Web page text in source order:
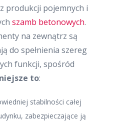
produkcji pojemnych i
szamb betonowych.
na zewnątrz są
do spełnienia szereg
funkcji, spośród
to:
stabilności całej
zabezpieczające ją